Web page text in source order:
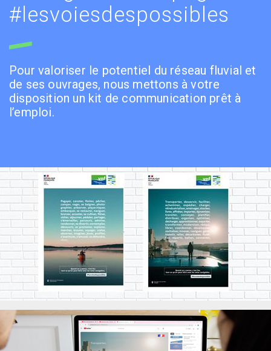
#lesvoiesdespossibles
Pour valoriser le potentiel du réseau fluvial et
de ses ouvrages, nous mettons à votre
disposition un kit de communication prêt à
l’emploi.